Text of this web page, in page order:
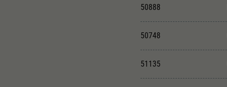
50888
50748
51135